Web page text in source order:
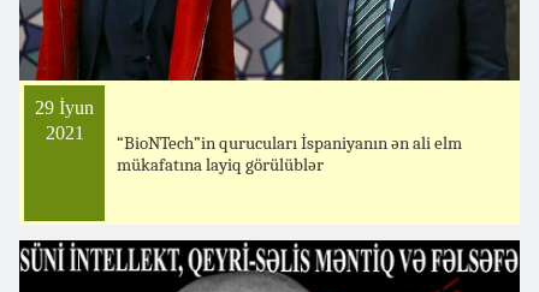
29 İyun
2021
“BioNTech”in qurucuları İspaniyanın ən ali elm
mükafatına layiq görülüblər